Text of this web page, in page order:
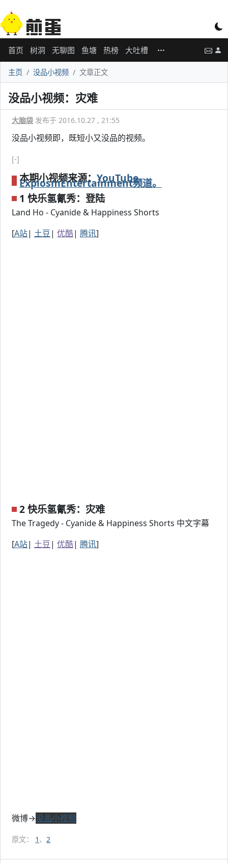
首页 树洞 无聊图 鱼塘 热榜 大吐槽
主页 没品小视频 文章正文
没品小视频：灾难
大脑袋 发布于 2016.10.27 , 21:55
没品小视频即，既短小又没品的视频。
[-]
本期小视频来源：YouTube
ExplosmEntertainment频道。
1 快乐氢氰秀：登陆
Land Ho - Cyanide & Happiness Shorts
[A站| 土豆| 优酷| 腾讯]
2 快乐氢氰秀：灾难
The Tragedy - Cyanide & Happiness Shorts 中文字幕
[A站| 土豆| 优酷| 腾讯]
微博→没品小视频
原文： 1 、 2